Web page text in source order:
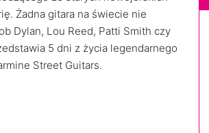
Żadna gitara na świecie nie
Dylan, Lou Reed, Patti Smith czy
5 dni z życia legendarnego
Street Guitars.